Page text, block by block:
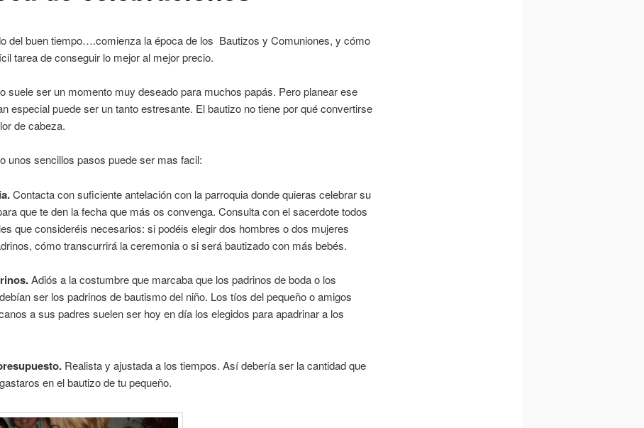
del buen tiempo….comienza la época de los Bautizos y Comuniones, y cómo
tarea de conseguir lo mejor al mejor precio.
suele ser un momento muy deseado para muchos papás. Pero planear ese
especial puede ser un tanto estresante. El bautizo no tiene por qué convertirse
de cabeza.
unos sencillos pasos puede ser mas facil:
Contacta con suficiente antelación con la parroquia donde quieras celebrar su
que te den la fecha que más os convenga. Consulta con el sacerdote todos
que consideréis necesarios: si podéis elegir dos hombres o dos mujeres
cómo transcurrirá la ceremonia o si será bautizado con más bebés.
Adiós a la costumbre que marcaba que los padrinos de boda o los
ser los padrinos de bautismo del niño. Los tíos del pequeño o amigos
a sus padres suelen ser hoy en día los elegidos para apadrinar a los
Realista y ajustada a los tiempos. Así debería ser la cantidad que
en el bautizo de tu pequeño.